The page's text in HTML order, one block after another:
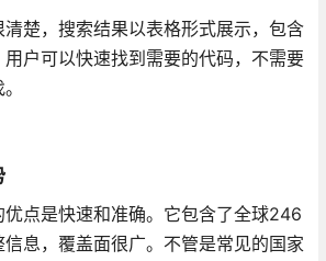
楚，搜索结果以表格形式展示，包含
户可以快速找到需要的代码，不需要
点是快速和准确。它包含了全球246
息，覆盖面很广。不管是常见的国家